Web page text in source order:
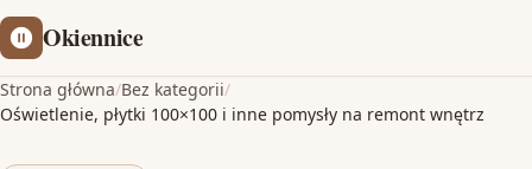
Okiennice
Strona główna/Bez kategorii/
Oświetlenie, płytki 100×100 i inne pomysły na remont wnętrz